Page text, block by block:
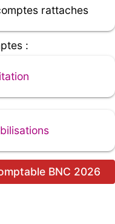
rattaches
:
BNC 2026